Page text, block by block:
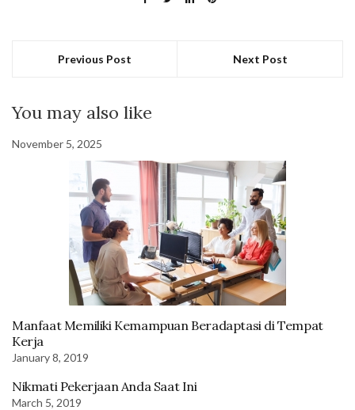
Previous Post Next Post
You may also like
November 5, 2025
Manfaat Memiliki Kemampuan Beradaptasi di Tempat
Kerja
January 8, 2019
Nikmati Pekerjaan Anda Saat Ini
March 5, 2019